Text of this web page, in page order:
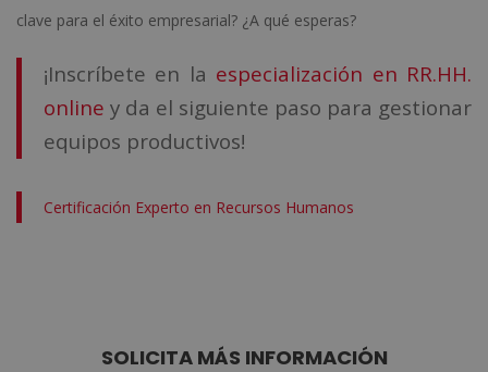
clave para el éxito empresarial? ¿A qué esperas?
¡Inscríbete en la especialización en RR.HH.
online y da el siguiente paso para gestionar
equipos productivos!
Certificación Experto en Recursos Humanos
SOLICITA MÁS INFORMACIÓN